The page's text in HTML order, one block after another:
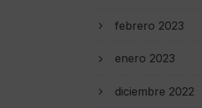
febrero 2023
enero 2023
diciembre 2022